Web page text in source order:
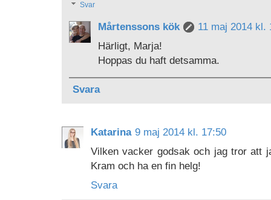
Svar
Mårtenssons kök
11 maj 2014 kl.
Härligt, Marja!
Hoppas du haft detsamma.
Svara
Katarina 9 maj 2014 kl. 17:50
Vilken vacker godsak och jag tror att
Kram och ha en fin helg!
Svara